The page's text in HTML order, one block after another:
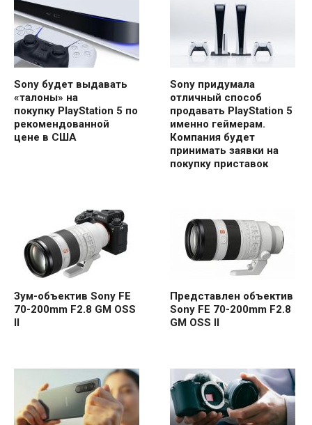
Sony будет выдавать
«талоны» на
покупку PlayStation 5 по
рекомендованной
цене в США
Sony придумала
отличный способ
продавать PlayStation 5
именно геймерам.
Компания будет
принимать заявки на
покупку приставок
Зум-объектив Sony FE
70-200mm F2.8 GM OSS
Представлен объектив
Sony FE 70-200mm F2.8
GM OSS II